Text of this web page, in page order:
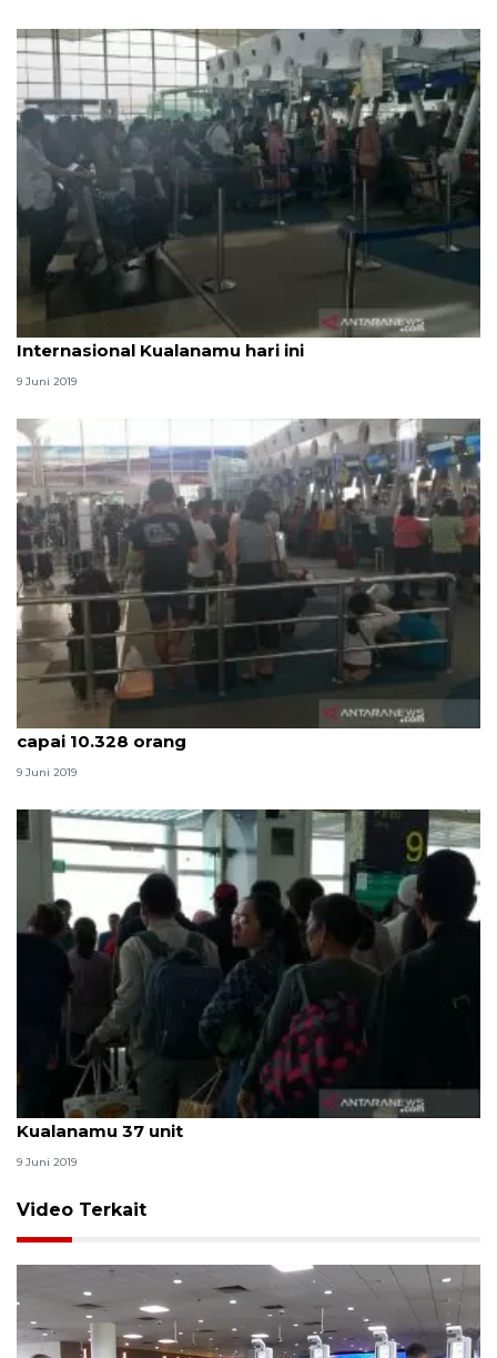
73 penerbangan arus balik di Bandara
Internasional Kualanamu hari ini
9 Juni 2019
H+3 arus balik di Bandara Internasional Kualanamu
capai 10.328 orang
9 Juni 2019
Pesawat keberangkatan di Bandar Internasional
Kualanamu 37 unit
9 Juni 2019
Video Terkait